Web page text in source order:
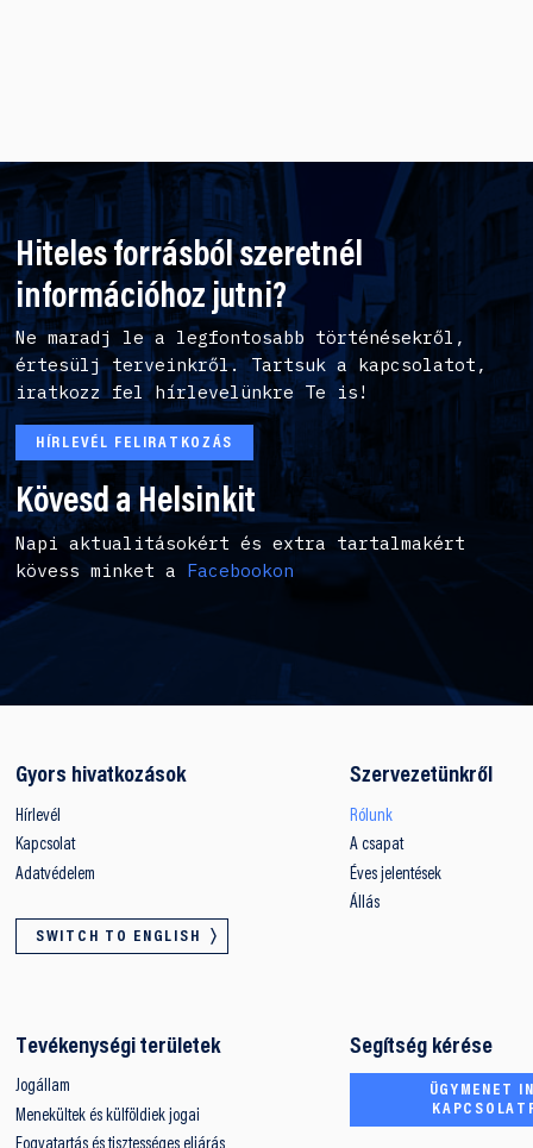
Hiteles forrásból szeretnél
információhoz jutni?
Ne maradj le a legfontosabb történésekről,
értesülj terveinkről. Tartsuk a kapcsolatot,
iratkozz fel hírlevelünkre Te is!
HÍRLEVÉL FELIRATKOZÁS
Kövesd a Helsinkit
Napi aktualitásokért és extra tartalmakért
kövess minket a Facebookon
Gyors hivatkozások
Hírlevél
Kapcsolat
Adatvédelem
SWITCH TO ENGLISH
Szervezetünkről
Rólunk
A csapat
Éves jelentések
Állás
Tevékenységi területek
Jogállam
Menekültek és külföldiek jogai
Segítség kérése
ÜGYMENET